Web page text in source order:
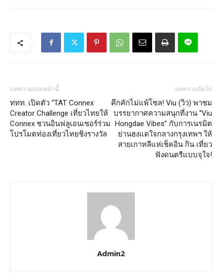
บทความก่อนหน้านี้
ททท. เปิดตัว “TAT Connex
Creator Challenge เที่ยวไทยให้
Connex ชวนอินฟลูเอนเซอร์ร่วม
โปรโมตท่องเที่ยวไทยชิงรางวัล
บทความถัดไป
คึกคักไม่แพ้โซล! Viu (วิว) พาชม
บรรยากาศความสนุกที่งาน “Viu
Hongdae Vibes” กับการเนรมิต
ย่านฮงแดใจกลางกรุงเทพฯ ให้
สายเกาหลีแห่เช็คอิน กิน เที่ยว
ฟังดนตรีแบบจุใจ!
Admin2